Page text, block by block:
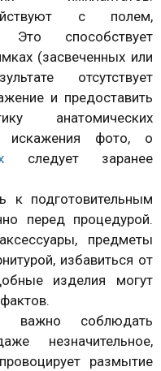
с полем,
Это способствует
(засвеченных или
отсутствует
и предоставить
анатомических
искажения фото, о
следует заранее
к подготовительным
перед процедурой.
предметы
избавиться от
изделия могут
важно соблюдать
незначительное,
размытие